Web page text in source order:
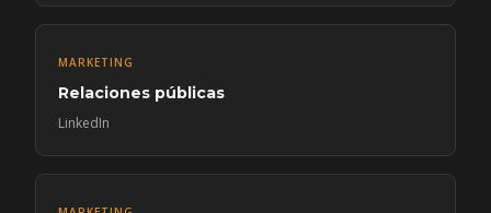
MARKETING
Relaciones públicas
LinkedIn